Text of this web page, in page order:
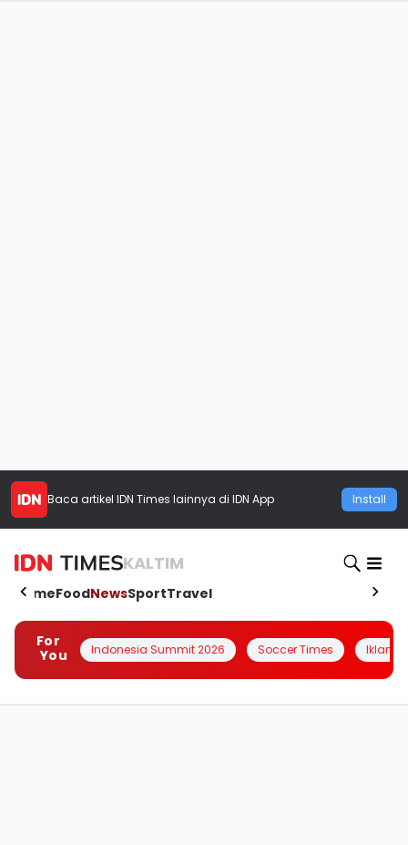
Baca artikel IDN Times lainnya di IDN App Install
KALTIM
HomeFoodNewsSportTravel
For
You
Indonesia Summit 2026 Soccer Times Iklanin